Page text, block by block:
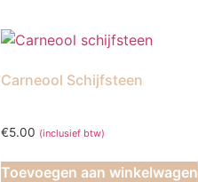
Carneool Schijfsteen
€5.00 (inclusief btw)
Toevoegen aan winkelwagen